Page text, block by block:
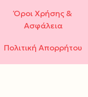
Όροι Χρήσης &
Ασφάλεια
Πολιτική Απορρήτου